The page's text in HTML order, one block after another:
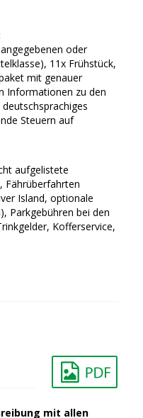
oder
11x Frühstück,
mit genauer
Informationen zu den
Steuern auf
aufgelistete
Fährüberfahrten
Island, optionale
Parkgebühren bei den
Kofferservice,
mit allen